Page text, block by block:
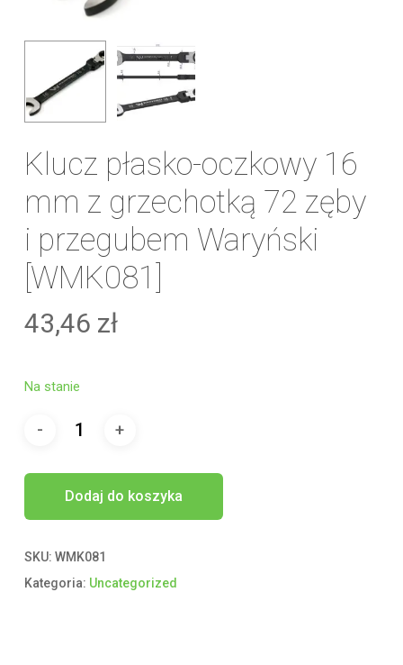
Klucz płasko-oczkowy 16
mm z grzechotką 72 zęby
i przegubem Waryński
[WMK081]
43,46 zł
Na stanie
Dodaj do koszyka
SKU: WMK081
Kategoria: Uncategorized